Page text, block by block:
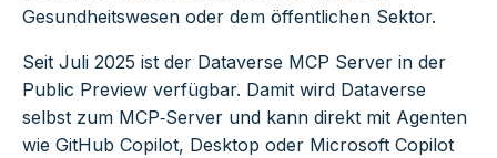
Gesundheitswesen oder dem öffentlichen Sektor.
Seit Juli 2025 ist der Dataverse MCP Server in der
Public Preview verfügbar. Damit wird Dataverse
selbst zum MCP‑Server und kann direkt mit Agenten
wie GitHub Copilot, Desktop oder Microsoft Copilot